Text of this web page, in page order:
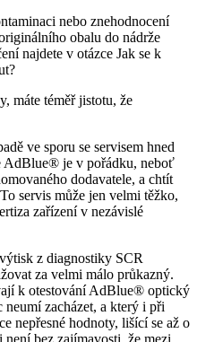
nebo znehodnocení
obalu do nádrže
najdete v otázce Jak se k
máte téměř jistotu, že
ve sporu se servisem hned
AdBlue® je v pořádku, neboť
dodavatele, a chtít
servis může jen velmi těžko,
zařízení v nezávislé
z diagnostiky SCR
za velmi málo průkazný.
k otestování AdBlue® optický
zacházet, a který i při
nepřesné hodnoty, lišící se až o
bez zajímavosti, že mezi